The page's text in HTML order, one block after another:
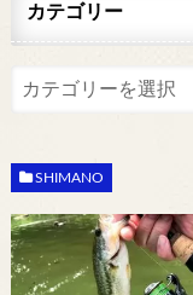
カテゴリー
SHIMANO